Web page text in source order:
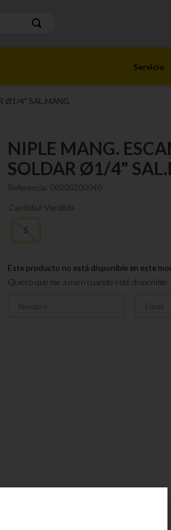
Servicio
Ø1/4" SAL.MANG.
NIPLE MANG.
SOLDAR Ø1/4"
Referencia: 00200200040
Cantidad Vendida
5
Este producto no está disponible en este
Quiero que me avisen cuando esté disponible